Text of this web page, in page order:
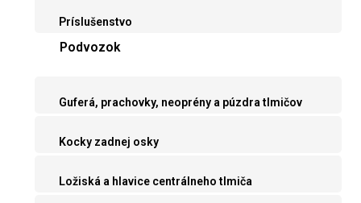
Príslušenstvo
Podvozok
Guferá, prachovky, neoprény a púzdra tlmičov
Kocky zadnej osky
Ložiská a hlavice centrálneho tlmiča